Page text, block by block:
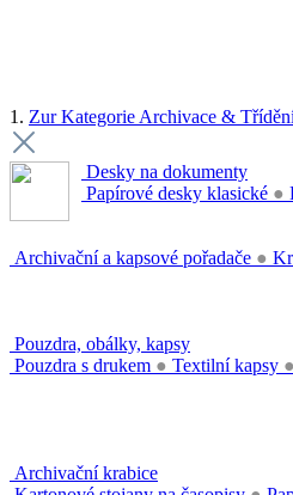
1. Zur Kategorie Archivace &
Desky na dokumenty
Papírové desky klasické ●
Archivační a kapsové pořadače ●
Pouzdra, obálky, kapsy
Pouzdra s drukem ● Textilní kapsy ●
Archivační krabice